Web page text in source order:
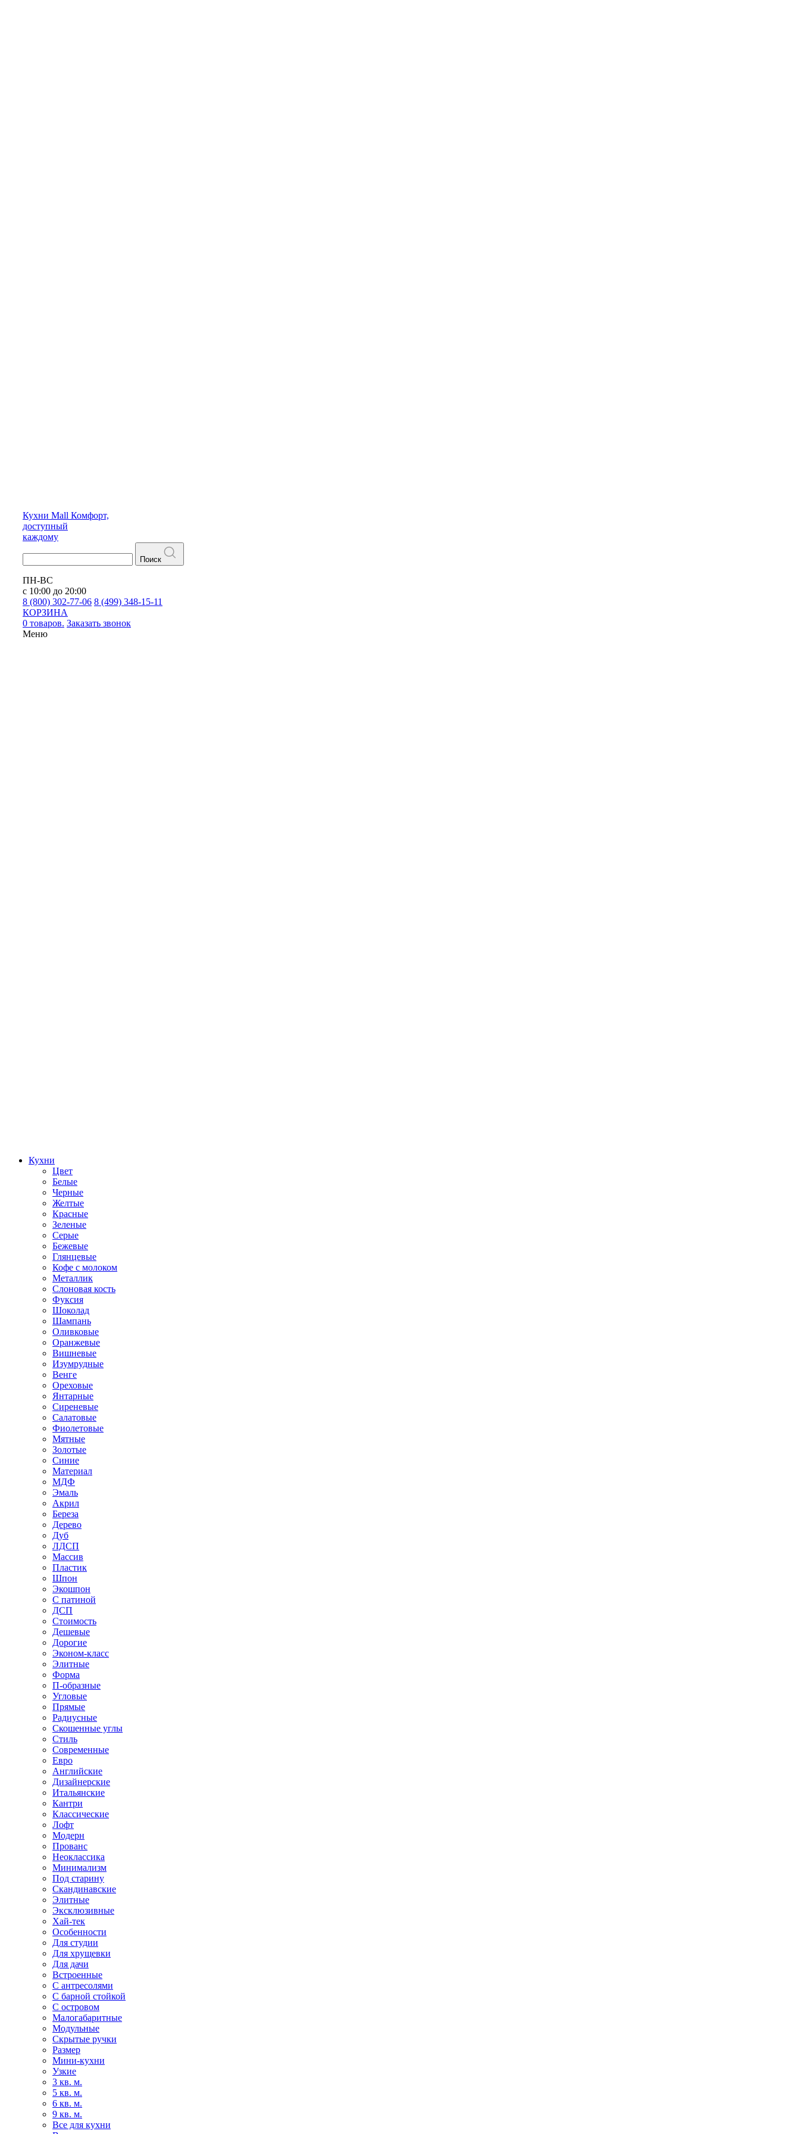
Кухни Mall Комфорт,
доступный
каждому
Поиск
ПН-ВС
с 10:00 до 20:00
8 (800) 302-77-06 8 (499) 348-15-11
КОРЗИНА
0 товаров. Заказать звонок
Меню
Кухни
Цвет
Белые
Черные
Желтые
Красные
Зеленые
Серые
Бежевые
Глянцевые
Кофе с молоком
Металлик
Слоновая кость
Фуксия
Шоколад
Шампань
Оливковые
Оранжевые
Вишневые
Изумрудные
Венге
Ореховые
Янтарные
Сиреневые
Салатовые
Фиолетовые
Мятные
Золотые
Синие
Материал
МДФ
Эмаль
Акрил
Береза
Дерево
Дуб
ЛДСП
Массив
Пластик
Шпон
Экошпон
С патиной
ДСП
Стоимость
Дешевые
Дорогие
Эконом-класс
Элитные
Форма
П-образные
Угловые
Прямые
Радиусные
Скошенные углы
Стиль
Современные
Евро
Английские
Дизайнерские
Итальянские
Кантри
Классические
Лофт
Модерн
Прованс
Неоклассика
Минимализм
Под старину
Скандинавские
Элитные
Эксклюзивные
Хай-тек
Особенности
Для студии
Для хрущевки
Для дачи
Встроенные
С антресолями
С барной стойкой
С островом
Малогабаритные
Модульные
Скрытые ручки
Размер
Мини-кухни
Узкие
3 кв. м.
5 кв. м.
6 кв. м.
9 кв. м.
Все для кухни